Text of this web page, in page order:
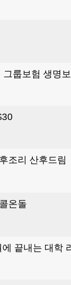
룹보험 생명
조리 산후드림
온돌
끝내는 대학